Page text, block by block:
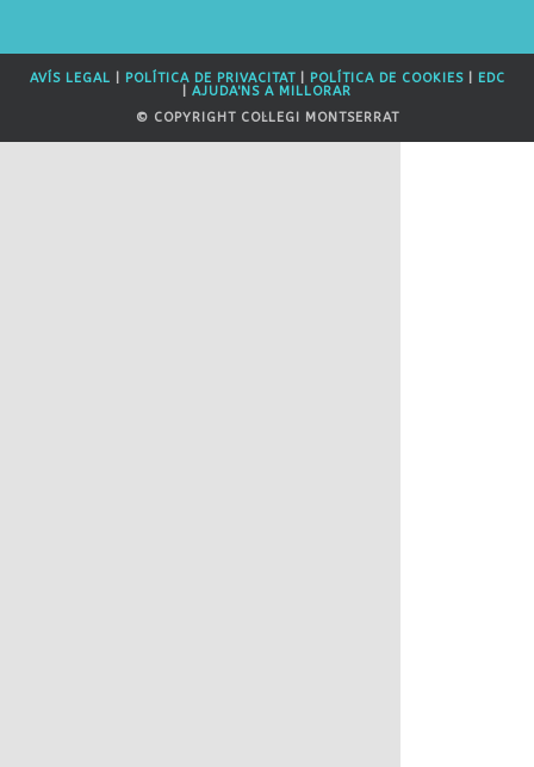
AVÍS LEGAL POLÍTICA DE PRIVACITAT| POLÍTICA DE COOKIES|
EDC
AJUDA'NS A MILLORAR
© COPYRIGHT COL·LEGI MONTSERRAT